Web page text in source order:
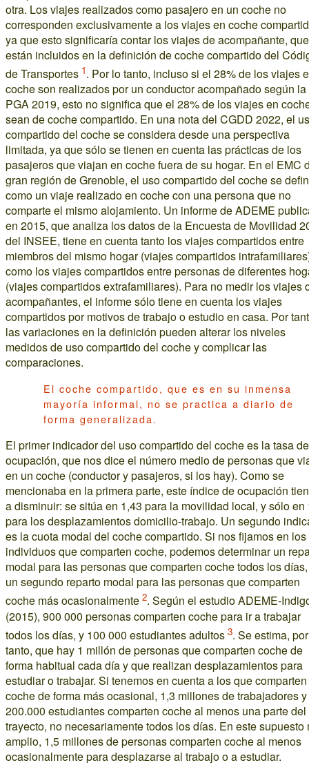
otra. Los viajes realizados como pasajero en un coche no
corresponden exclusivamente a los viajes en coche
ya que esto significaría contar los viajes de acompañante,
están incluidos en la definición de coche compartido del
de Transportes 1. Por lo tanto, incluso si el 28% de los viajes
coche son realizados por un conductor acompañado según la
PGA 2019, esto no significa que el 28% de los viajes en
sean de coche compartido. En una nota del CGDD 2022, el
compartido del coche se considera desde una perspectiva
limitada, ya que sólo se tienen en cuenta las prácticas de los
pasajeros que viajan en coche fuera de su hogar. En el EMC
gran región de Grenoble, el uso compartido del coche se
como un viaje realizado en coche con una persona que no
comparte el mismo alojamiento. Un informe de ADEME
en 2015, que analiza los datos de la Encuesta de Movilidad
del INSEE, tiene en cuenta tanto los viajes compartidos entre
miembros del mismo hogar (viajes compartidos
como los viajes compartidos entre personas de diferentes
(viajes compartidos extrafamiliares). Para no medir los viajes
acompañantes, el informe sólo tiene en cuenta los viajes
compartidos por motivos de trabajo o estudio en casa. Por
las variaciones en la definición pueden alterar los niveles
medidos de uso compartido del coche y complicar las
comparaciones.
El coche compartido, que es en su inmensa
mayoría informal, no se practica a diario de
forma generalizada.
El primer indicador del uso compartido del coche es la tasa de
ocupación, que nos dice el número medio de personas que
en un coche (conductor y pasajeros, si los hay). Como se
mencionaba en la primera parte, este índice de ocupación
a disminuir: se sitúa en 1,43 para la movilidad local, y sólo en
para los desplazamientos domicilio-trabajo. Un segundo
es la cuota modal del coche compartido. Si nos fijamos en los
individuos que comparten coche, podemos determinar un
modal para las personas que comparten coche todos los
un segundo reparto modal para las personas que comparten
coche más ocasionalmente 2. Según el estudio ADEME-
(2015), 900 000 personas comparten coche para ir a trabajar
todos los días, y 100 000 estudiantes adultos 3. Se estima, por
tanto, que hay 1 millón de personas que comparten coche de
forma habitual cada día y que realizan desplazamientos para
estudiar o trabajar. Si tenemos en cuenta a los que comparten
coche de forma más ocasional, 1,3 millones de trabajadores y
200.000 estudiantes comparten coche al menos una parte del
trayecto, no necesariamente todos los días. En este supuesto
amplio, 1,5 millones de personas comparten coche al menos
ocasionalmente para desplazarse al trabajo o a estudiar.